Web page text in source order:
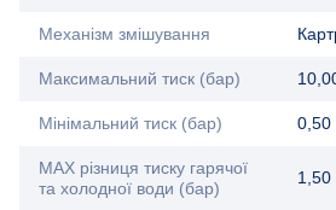
Механізм змішування
Максимальний тиск (бар)
Мінімальний тиск (бар) 0,50
MAX різниця тиску гарячої
та холодної води (бар)
1,50